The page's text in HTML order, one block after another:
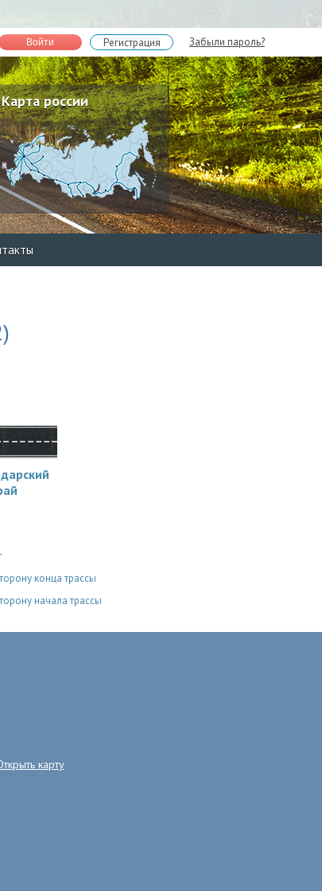
Войти Регистрация Забыли пароль?
Карта россии
конца трассы
начала трассы
карту